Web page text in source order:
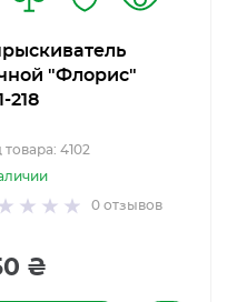
"Флорис"
218
товара: 4102
0 отзывов
₴